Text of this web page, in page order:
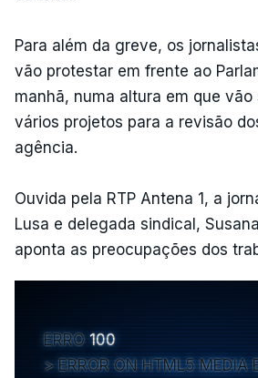
Para além da greve, os
vão protestar em frente ao
manhã, numa altura em que
vários projetos para a revisão
agência.
Ouvida pela RTP Antena 1, a
Lusa e delegada sindical,
aponta as preocupações dos
ERRO 100
ERROR ON HTML5 MEDIA